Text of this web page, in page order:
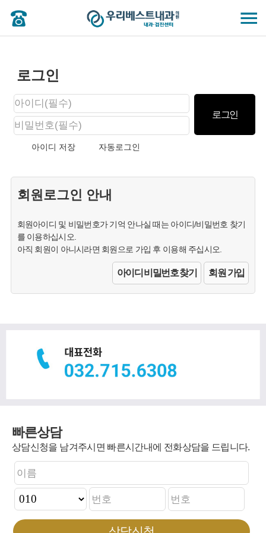
로그인
아이디 저장 자동로그인
회원로그인 안내
회원아이디 및 비밀번호가 기억 안나실 때는 아이디/비밀번호 찾기
를 이용하십시오.
아직 회원이 아니시라면 회원으로 가입 후 이용해 주십시오.
아이디 비밀번호 찾기 회원 가입
빠른상담
상담신청을 남겨주시면 빠른시간내에 전화상담을 드립니다.